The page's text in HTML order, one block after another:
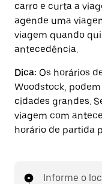
carro e curta a
agende uma
viagem quando
antecedência.
Dica: Os horários
Woodstock,
cidades grandes.
viagem com
horário de partida
Informe o